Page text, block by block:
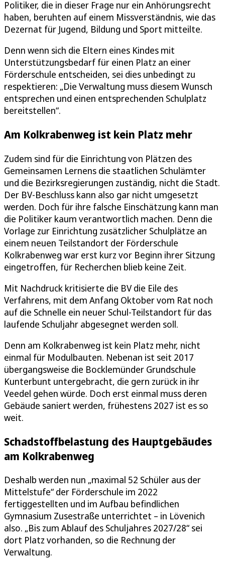
Politiker, die in dieser Frage nur ein Anhörungsrecht
haben, beruhten auf einem Missverständnis, wie das
Dezernat für Jugend, Bildung und Sport mitteilte.
Denn wenn sich die Eltern eines Kindes mit
Unterstützungsbedarf für einen Platz an einer
Förderschule entscheiden, sei dies unbedingt zu
respektieren: „Die Verwaltung muss diesem Wunsch
entsprechen und einen entsprechenden Schulplatz
bereitstellen“.
Am Kolkrabenweg ist kein Platz mehr
Zudem sind für die Einrichtung von Plätzen des
Gemeinsamen Lernens die staatlichen Schulämter
und die Bezirksregierungen zuständig, nicht die Stadt.
Der BV-Beschluss kann also gar nicht umgesetzt
werden. Doch für ihre falsche Einschätzung kann man
die Politiker kaum verantwortlich machen. Denn die
Vorlage zur Einrichtung zusätzlicher Schulplätze an
einem neuen Teilstandort der Förderschule
Kolkrabenweg war erst kurz vor Beginn ihrer Sitzung
eingetroffen, für Recherchen blieb keine Zeit.
Mit Nachdruck kritisierte die BV die Eile des
Verfahrens, mit dem Anfang Oktober vom Rat noch
auf die Schnelle ein neuer Schul-Teilstandort für das
laufende Schuljahr abgesegnet werden soll.
Denn am Kolkrabenweg ist kein Platz mehr, nicht
einmal für Modulbauten. Nebenan ist seit 2017
übergangsweise die Bocklemünder Grundschule
Kunterbunt untergebracht, die gern zurück in ihr
Veedel gehen würde. Doch erst einmal muss deren
Gebäude saniert werden, frühestens 2027 ist es so
weit.
Schadstoffbelastung des Hauptgebäudes
am Kolkrabenweg
Deshalb werden nun „maximal 52 Schüler aus der
Mittelstufe“ der Förderschule im 2022
fertiggestellten und im Aufbau befindlichen
Gymnasium Zusestraße unterrichtet – in Lövenich
also. „Bis zum Ablauf des Schuljahres 2027/28“ sei
dort Platz vorhanden, so die Rechnung der
Verwaltung.